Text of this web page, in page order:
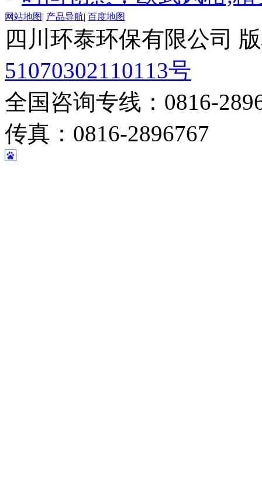
网站地图| 产品导航| 百度地图
四川环泰环保有限公司
51070302110113号
全国咨询专线：0816-
传真：0816-2896767